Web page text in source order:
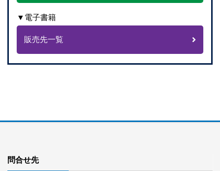
▼電子書籍
販売先一覧
問合せ先